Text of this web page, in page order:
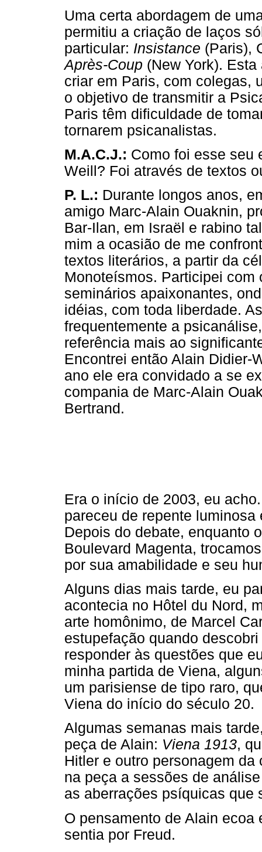
Uma certa abordagem de
permitiu a criação de laços
particular: Insistance (Paris),
Après-Coup (New York).
criar em Paris, com colegas,
o objetivo de transmitir a
Paris têm dificuldade de
tornarem psicanalistas.
M.A.C.J.: Como foi esse seu
Weill? Foi através de textos
P. L.: Durante longos anos,
amigo Marc-Alain Ouaknin,
Bar-Ilan, em Israël e rabino
mim a ocasião de me
textos literários, a partir da
Monoteísmos. Participei
seminários apaixonantes,
idéias, com toda liberdade.
frequentemente a
referência mais ao
Encontrei então Alain Didier-
ano ele era convidado a se
compania de Marc-Alain
Bertrand.
Era o início de 2003, eu
pareceu de repente
Depois do debate, enquanto
Boulevard Magenta,
por sua amabilidade e seu
Alguns dias mais tarde, eu
acontecia no Hôtel du Nord,
arte homônimo, de Marcel
estupefação quando
responder às questões que
minha partida de Viena,
um parisiense de tipo raro,
Viena do início do século 20.
Algumas semanas mais
peça de Alain: Viena 1913,
Hitler e outro personagem
na peça a sessões de
as aberrações psíquicas que
O pensamento de Alain
sentia por Freud.